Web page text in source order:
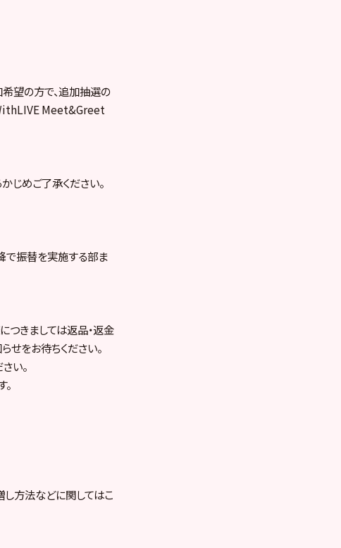
望の方で、追加抽選の
WithLIVE Meet&Greet
じめご了承ください。
で振替を実施する部ま
きましては返品・返金
せをお待ちください。
い。
し方法などに関してはこ